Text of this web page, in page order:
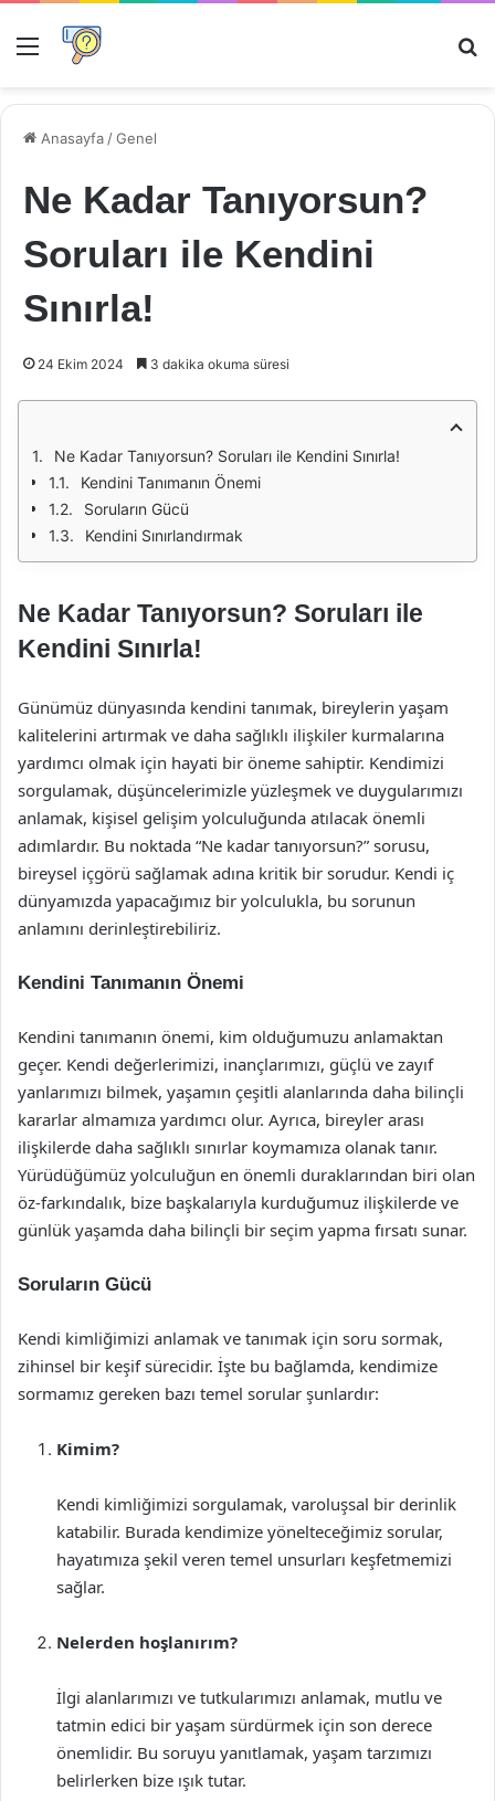
Menü
Anasayfa /Genel
Ne Kadar Tanıyorsun?
Soruları ile Kendini
Sınırla!
24 Ekim 2024 3 dakika okuma süresi
Ne Kadar Tanıyorsun? Soruları ile Kendini Sınırla!
Kendini Tanımanın Önemi
Soruların Gücü
Kendini Sınırlandırmak
Ne Kadar Tanıyorsun? Soruları ile
Kendini Sınırla!
Günümüz dünyasında kendini tanımak, bireylerin yaşam
kalitelerini artırmak ve daha sağlıklı ilişkiler kurmalarına
yardımcı olmak için hayati bir öneme sahiptir. Kendimizi
sorgulamak, düşüncelerimizle yüzleşmek ve duygularımızı
anlamak, kişisel gelişim yolculuğunda atılacak önemli
adımlardır. Bu noktada “Ne kadar tanıyorsun?” sorusu,
bireysel içgörü sağlamak adına kritik bir sorudur. Kendi iç
dünyamızda yapacağımız bir yolculukla, bu sorunun
anlamını derinleştirebiliriz.
Kendini Tanımanın Önemi
Kendini tanımanın önemi, kim olduğumuzu anlamaktan
geçer. Kendi değerlerimizi, inançlarımızı, güçlü ve zayıf
yanlarımızı bilmek, yaşamın çeşitli alanlarında daha bilinçli
kararlar almamıza yardımcı olur. Ayrıca, bireyler arası
ilişkilerde daha sağlıklı sınırlar koymamıza olanak tanır.
Yürüdüğümüz yolculuğun en önemli duraklarından biri olan
öz-farkındalık, bize başkalarıyla kurduğumuz ilişkilerde ve
günlük yaşamda daha bilinçli bir seçim yapma fırsatı sunar.
Soruların Gücü
Kendi kimliğimizi anlamak ve tanımak için soru sormak,
zihinsel bir keşif sürecidir. İşte bu bağlamda, kendimize
sormamız gereken bazı temel sorular şunlardır:
Kimim?
Kendi kimliğimizi sorgulamak, varoluşsal bir derinlik
katabilir. Burada kendimize yönelteceğimiz sorular,
hayatımıza şekil veren temel unsurları keşfetmemizi
sağlar.
Nelerden hoşlanırım?
İlgi alanlarımızı ve tutkularımızı anlamak, mutlu ve
tatmin edici bir yaşam sürdürmek için son derece
önemlidir. Bu soruyu yanıtlamak, yaşam tarzımızı
belirlerken bize ışık tutar.